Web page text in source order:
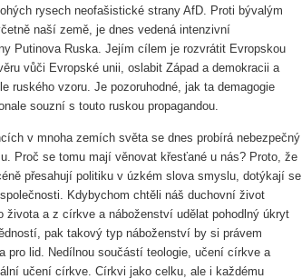
rysech neofašistické strany AfD. Proti bývalým
naší země, je dnes vedená intenzivní
Putinova Ruska. Jejím cílem je rozvrátit Evropskou
vůči Evropské unii, oslabit Západ a demokracii a
ruského vzoru. Je pozoruhodné, jak ta demagogie
souzní s touto ruskou propagandou.
v mnoha zemích světa se dnes probírá nebezpečný
Proč se tomu mají věnovat křesťané u nás? Proto, že
přesahují politiku v úzkém slova smyslu, dotýkají se
Kdybychom chtěli náš duchovní život
života a z církve a náboženství udělat pohodlný úkryt
pak takový typ náboženství by si právem
pro lid. Nedílnou součástí teologie, učení církve a
učení církve. Církvi jako celku, ale i každému